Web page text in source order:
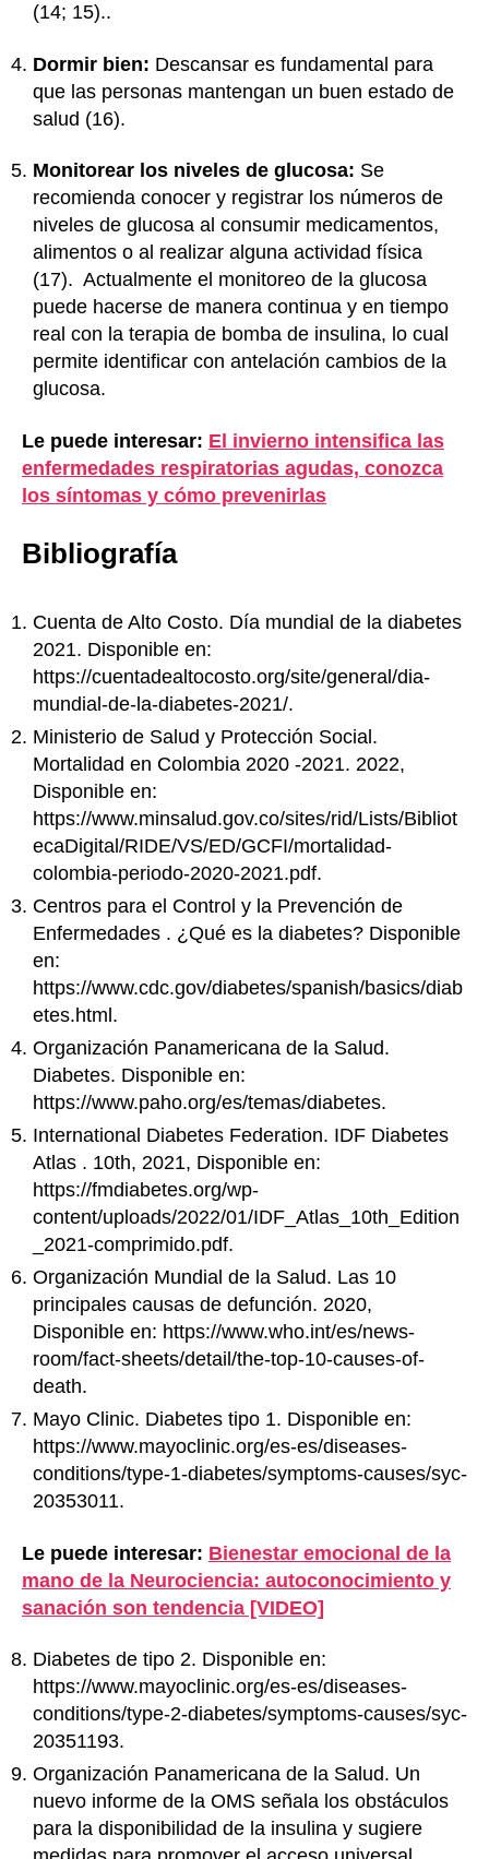
(14; 15)..
Dormir bien: Descansar es fundamental para
que las personas mantengan un buen estado de
salud (16).
Monitorear los niveles de glucosa: Se
recomienda conocer y registrar los números de
niveles de glucosa al consumir medicamentos,
alimentos o al realizar alguna actividad física
(17). Actualmente el monitoreo de la glucosa
puede hacerse de manera continua y en tiempo
real con la terapia de bomba de insulina, lo cual
permite identificar con antelación cambios de la
glucosa.
Le puede interesar: El invierno intensifica las
enfermedades respiratorias agudas, conozca
los síntomas y cómo prevenirlas
Bibliografía
Cuenta de Alto Costo. Día mundial de la diabetes
2021. Disponible en:
https://cuentadealtocosto.org/site/general/dia-
mundial-de-la-diabetes-2021/.
Ministerio de Salud y Protección Social.
Mortalidad en Colombia 2020 -2021. 2022,
Disponible en:
https://www.minsalud.gov.co/sites/rid/Lists/Bibliot
ecaDigital/RIDE/VS/ED/GCFI/mortalidad-
colombia-periodo-2020-2021.pdf.
Centros para el Control y la Prevención de
Enfermedades . ¿Qué es la diabetes? Disponible
en:
https://www.cdc.gov/diabetes/spanish/basics/diab
etes.html.
Organización Panamericana de la Salud.
Diabetes. Disponible en:
https://www.paho.org/es/temas/diabetes.
International Diabetes Federation. IDF Diabetes
Atlas . 10th, 2021, Disponible en:
https://fmdiabetes.org/wp-
content/uploads/2022/01/IDF_Atlas_10th_Edition
_2021-comprimido.pdf.
Organización Mundial de la Salud. Las 10
principales causas de defunción. 2020,
Disponible en: https://www.who.int/es/news-
room/fact-sheets/detail/the-top-10-causes-of-
death.
Mayo Clinic. Diabetes tipo 1. Disponible en:
https://www.mayoclinic.org/es-es/diseases-
conditions/type-1-diabetes/symptoms-causes/syc-
20353011.
Le puede interesar: Bienestar emocional de la
mano de la Neurociencia: autoconocimiento y
sanación son tendencia [VIDEO]
Diabetes de tipo 2. Disponible en:
https://www.mayoclinic.org/es-es/diseases-
conditions/type-2-diabetes/symptoms-causes/syc-
20351193.
Organización Panamericana de la Salud. Un
nuevo informe de la OMS señala los obstáculos
para la disponibilidad de la insulina y sugiere